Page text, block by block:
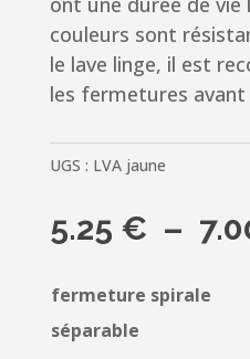
couleurs sont
le lave linge, il est
les fermetures avant
UGS : LVA jaune
5.25 € –
fermeture spirale
séparable